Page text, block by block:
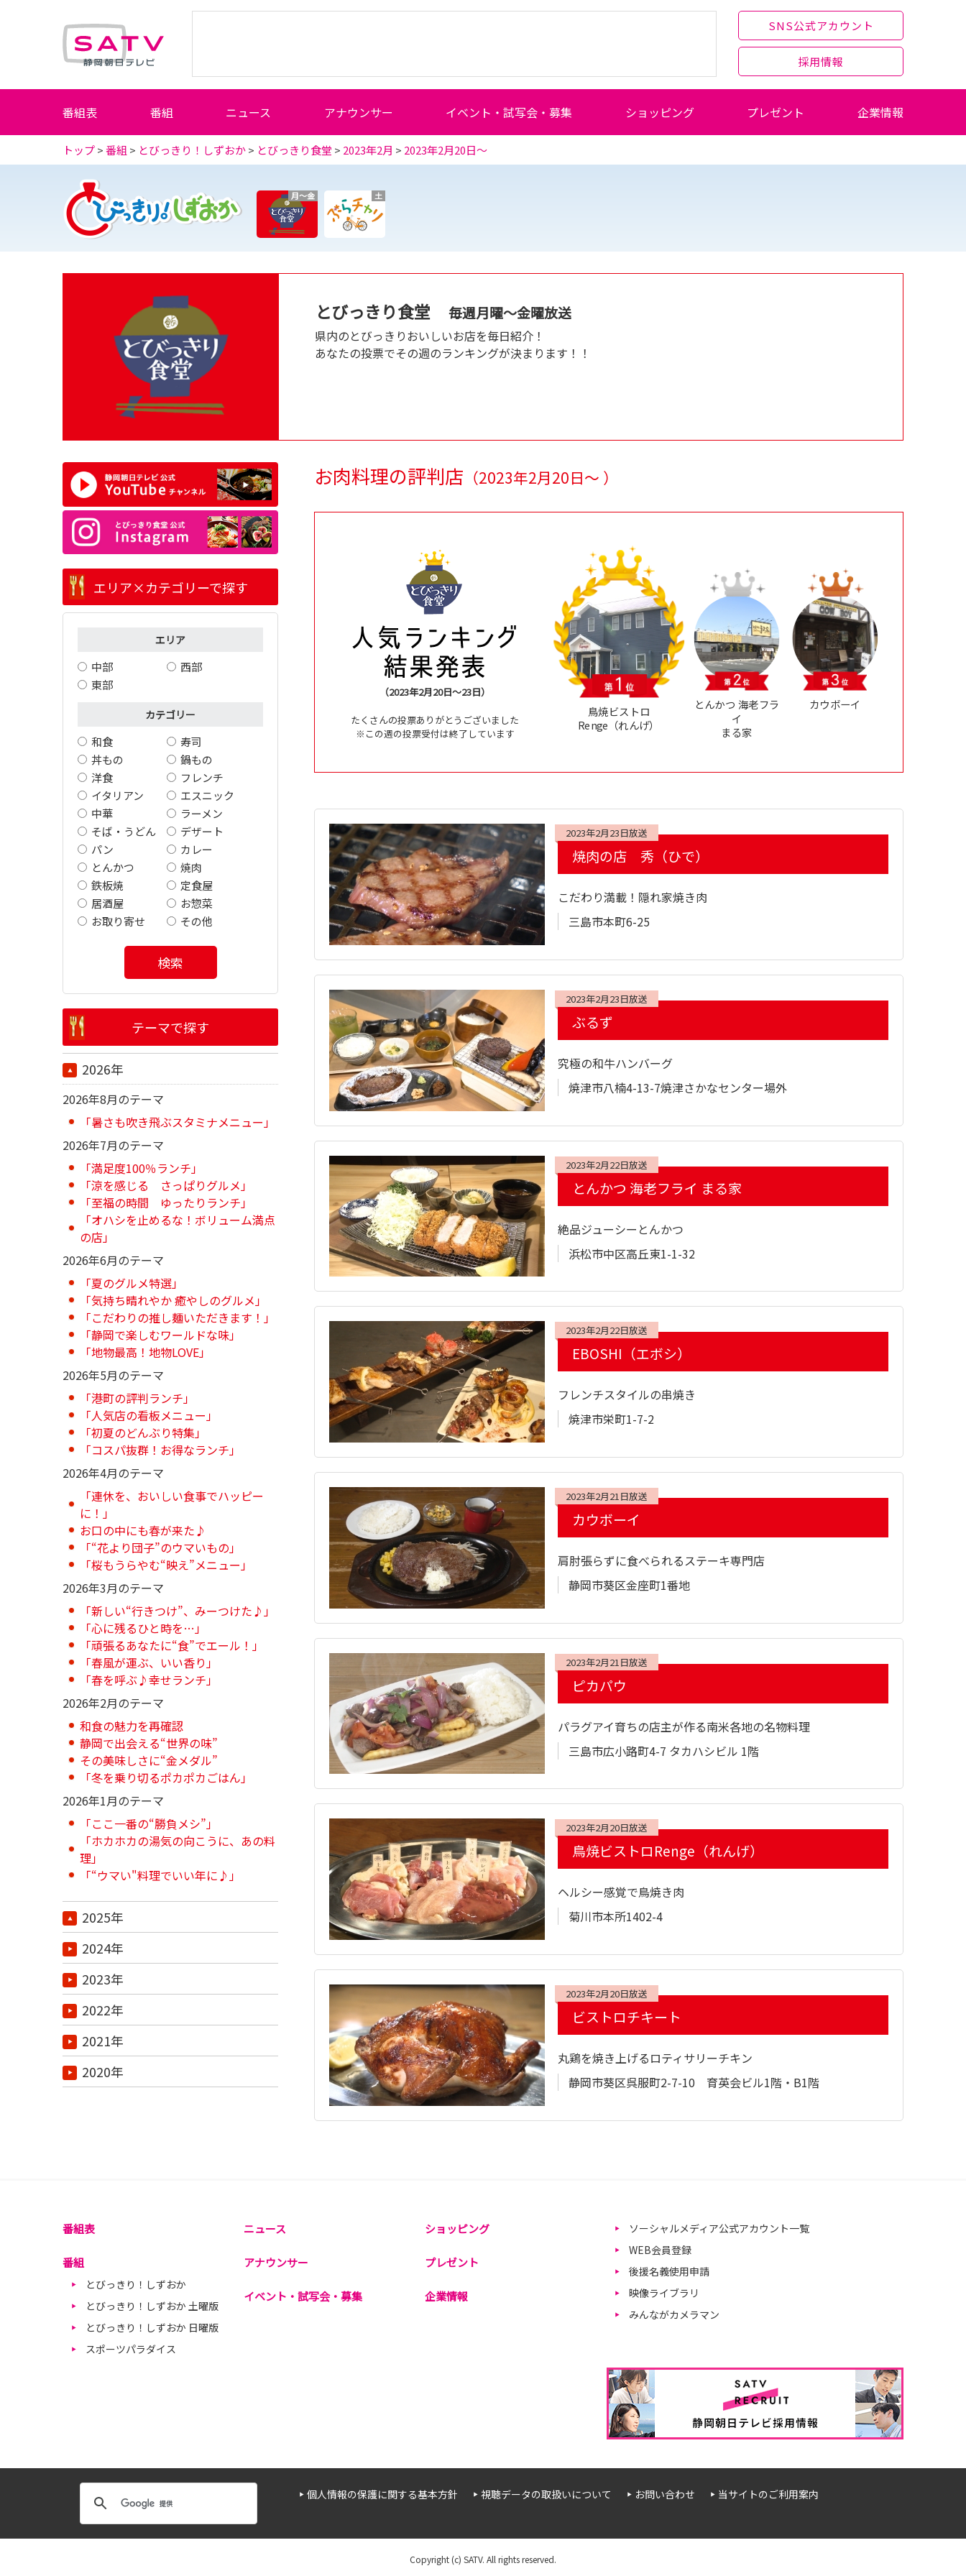
SNS公式アカウント
採用情報
番組表 番組 ニュース アナウンサー イベント・試写会・募集 ショッピング プレゼント 企業情報
トップ>番組 > とびっきり！しずおか> とびっきり食堂 > 2023年2月 > 2023年2月20日～
月～金 土
とびっきり食堂 毎週月曜～金曜放送
県内のとびっきりおいしいお店を毎日紹介！
あなたの投票でその週のランキングが決まります！！
お肉料理の評判店 （2023年2月20日～ ）
（2023年2月20日～23日）
たくさんの投票ありがとうございました
※この週の投票受付は終了しています
鳥焼ビストロ
Renge（れんげ）
とんかつ 海老フラ
イ
まる家
カウボーイ
2023年2月23日放送
焼肉の店 秀（ひで）
こだわり満載！隠れ家焼き肉
三島市本町6-25
2023年2月23日放送
ぶるず
究極の和牛ハンバーグ
焼津市八楠4-13-7焼津さかなセンター場外
2023年2月22日放送
とんかつ 海老フライ まる家
絶品ジューシーとんかつ
浜松市中区高丘東1-1-32
2023年2月22日放送
EBOSHI（エボシ）
フレンチスタイルの串焼き
焼津市栄町1-7-2
2023年2月21日放送
カウボーイ
肩肘張らずに食べられるステーキ専門店
静岡市葵区金座町1番地
2023年2月21日放送
ピカパウ
パラグアイ育ちの店主が作る南米各地の名物料理
三島市広小路町4-7 タカハシビル 1階
2023年2月20日放送
鳥焼ビストロRenge（れんげ）
ヘルシー感覚で鳥焼き肉
菊川市本所1402-4
2023年2月20日放送
ビストロチキート
丸鶏を焼き上げるロティサリーチキン
静岡市葵区呉服町2-7-10 育英会ビル1階・B1階
エリア×カテゴリーで探す
エリア
中部
西部
東部
カテゴリー
和食
寿司
丼もの
鍋もの
洋食
フレンチ
イタリアン
エスニック
中華
ラーメン
そば・うどん
デザート
パン
カレー
とんかつ
焼肉
鉄板焼
定食屋
居酒屋
お惣菜
お取り寄せ
その他
検索
テーマで探す
2026年
2026年8月のテーマ
「暑さも吹き飛ぶスタミナメニュー」
2026年7月のテーマ
「満足度100％ランチ」
「涼を感じる さっぱりグルメ」
「至福の時間 ゆったりランチ」
「オハシを止めるな！ボリューム満点
の店」
2026年6月のテーマ
「夏のグルメ特選」
「気持ち晴れやか 癒やしのグルメ」
「こだわりの推し麺いただきます！」
「静岡で楽しむワールドな味」
「地物最高！地物LOVE」
2026年5月のテーマ
「港町の評判ランチ」
「人気店の看板メニュー」
「初夏のどんぶり特集」
「コスパ抜群！お得なランチ」
2026年4月のテーマ
「連休を、おいしい食事でハッピー
に！」
お口の中にも春が来た♪
「“花より団子”のウマいもの」
「桜もうらやむ“映え”メニュー」
2026年3月のテーマ
「新しい“行きつけ”、みーつけた♪」
「心に残るひと時を…」
「頑張るあなたに“食”でエール！」
「春風が運ぶ、いい香り」
「春を呼ぶ♪幸せランチ」
2026年2月のテーマ
和食の魅力を再確認
静岡で出会える“世界の味”
その美味しさに“金メダル”
「冬を乗り切るポカポカごはん」
2026年1月のテーマ
「ここ一番の“勝負メシ”」
「ホカホカの湯気の向こうに、あの料
理」
「“ウマい"料理でいい年に♪」
2025年
2024年
2023年
2022年
2021年
2020年
番組表
番組
とびっきり！しずおか
とびっきり！しずおか 土曜版
とびっきり！しずおか 日曜版
スポーツパラダイス
ニュース
アナウンサー
イベント・試写会・募集
ショッピング
プレゼント
企業情報
ソーシャルメディア公式アカウント一覧
WEB会員登録
後援名義使用申請
映像ライブラリ
みんながカメラマン
個人情報の保護に関する基本方針 視聴データの取扱いについて お問い合わせ 当サイトのご利用案内
Copyright (c) SATV. All rights reserved.